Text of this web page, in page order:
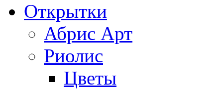
Открытки
Абрис Арт
Риолис
Цветы